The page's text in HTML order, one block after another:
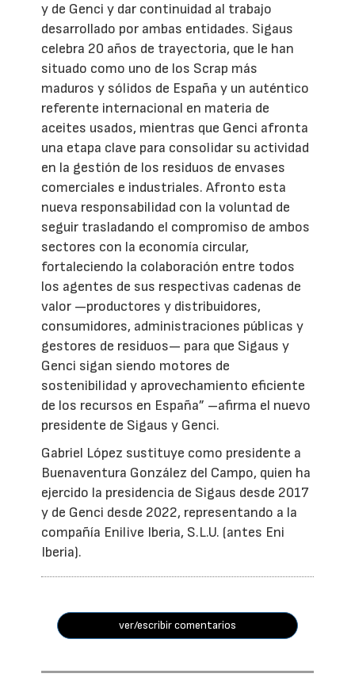
y de Genci y dar continuidad al trabajo
desarrollado por ambas entidades. Sigaus
celebra 20 años de trayectoria, que le han
situado como uno de los Scrap más
maduros y sólidos de España y un auténtico
referente internacional en materia de
aceites usados, mientras que Genci afronta
una etapa clave para consolidar su actividad
en la gestión de los residuos de envases
comerciales e industriales. Afronto esta
nueva responsabilidad con la voluntad de
seguir trasladando el compromiso de ambos
sectores con la economía circular,
fortaleciendo la colaboración entre todos
los agentes de sus respectivas cadenas de
valor —productores y distribuidores,
consumidores, administraciones públicas y
gestores de residuos— para que Sigaus y
Genci sigan siendo motores de
sostenibilidad y aprovechamiento eficiente
de los recursos en España” –afirma el nuevo
presidente de Sigaus y Genci.
Gabriel López sustituye como presidente a
Buenaventura González del Campo, quien ha
ejercido la presidencia de Sigaus desde 2017
y de Genci desde 2022, representando a la
compañía Enilive Iberia, S.L.U. (antes Eni
Iberia).
ver/escribir comentarios